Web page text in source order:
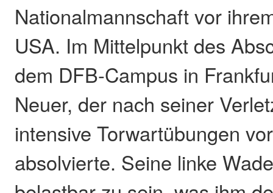
Nationalmannschaft vor
USA. Im Mittelpunkt des
dem DFB-Campus in
Neuer, der nach seiner
intensive Torwartübungen
absolvierte. Seine linke